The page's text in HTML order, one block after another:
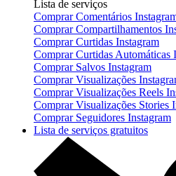
Lista de serviços
Comprar Comentários
Comprar Compartilhamentos
Comprar Curtidas Instagram
Comprar Curtidas Automáticas
Comprar Salvos Instagram
Comprar Visualizações
Comprar Visualizações Reels
Comprar Visualizações Stories
Comprar Seguidores Instagram
Lista de serviços gratuitos